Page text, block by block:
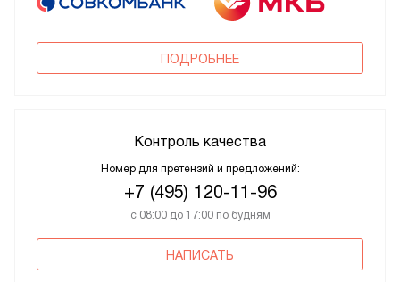
ПОДРОБНЕЕ
Контроль качества
Номер для претензий и предложений:
+7 (495) 120-11-96
с 08:00 до 17:00 по будням
НАПИСАТЬ